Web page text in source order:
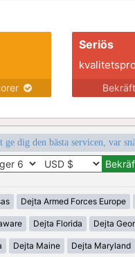
Seriös
dig den bästa servicen, var
Dejta Armed Forces Europe
Dejta Florida Dejta
Dejta Maine Dejta Maryland